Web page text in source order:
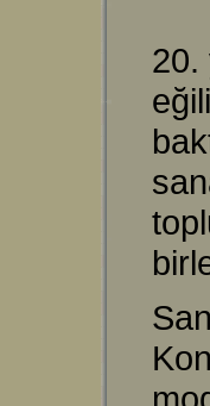
20.